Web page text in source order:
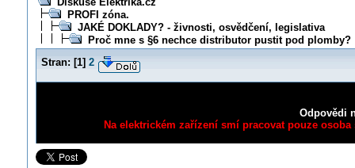
PROFI zóna.
JAKÉ DOKLADY? - živnosti, osvědčení, legislativa
Proč mne s §6 nechce distributor pustit pod plomby?
Stran: [1] 2
Odpovědi
Na elektrickém zařízení smí pracovat pouze